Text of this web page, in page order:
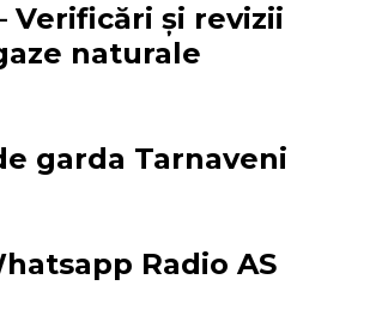
Verificări și revizii
naturale
garda Tarnaveni
Radio AS